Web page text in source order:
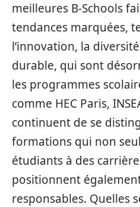
meilleures B-Schools
tendances marquées,
l’innovation, la
durable, qui sont
les programmes
comme HEC Paris,
continuent de se
formations qui non
étudiants à des
positionnent
responsables. Quelles